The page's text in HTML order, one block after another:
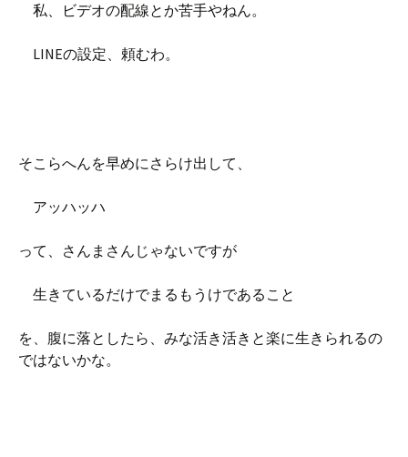
私、ビデオの配線とか苦手やねん。
LINEの設定、頼むわ。
そこらへんを早めにさらけ出して、
アッハッハ
って、さんまさんじゃないですが
生きているだけでまるもうけであること
を、腹に落としたら、みな活き活きと楽に生きられるの
ではないかな。